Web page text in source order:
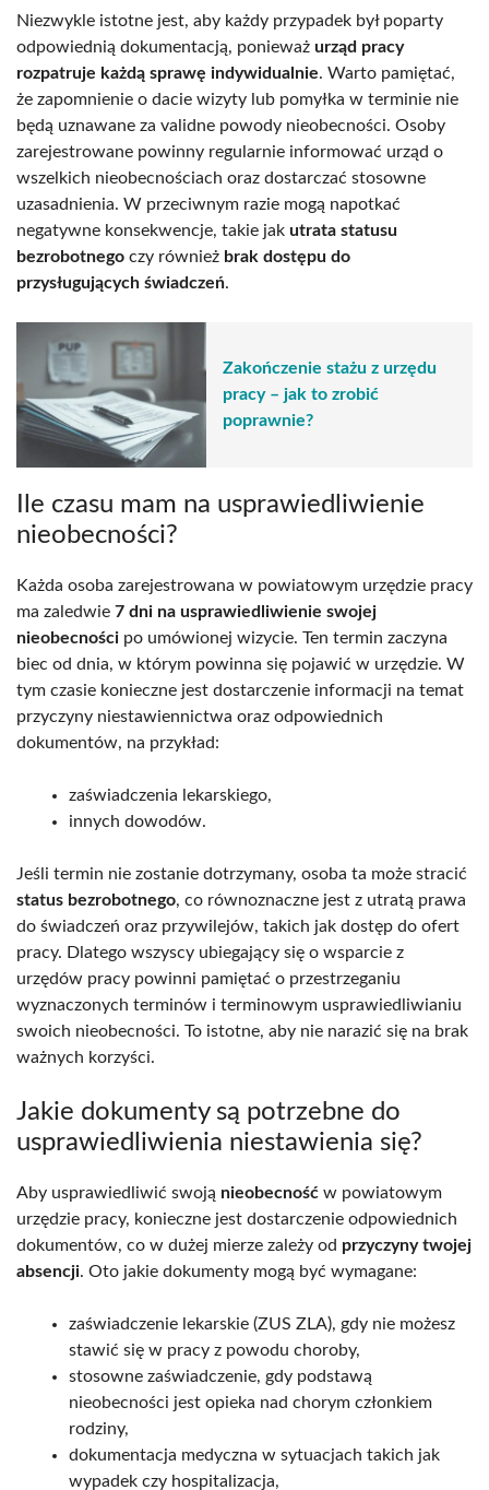
Niezwykle istotne jest, aby każdy przypadek był poparty
odpowiednią dokumentacją, ponieważ urząd pracy
rozpatruje każdą sprawę indywidualnie. Warto pamiętać,
że zapomnienie o dacie wizyty lub pomyłka w terminie nie
będą uznawane za validne powody nieobecności. Osoby
zarejestrowane powinny regularnie informować urząd o
wszelkich nieobecnościach oraz dostarczać stosowne
uzasadnienia. W przeciwnym razie mogą napotkać
negatywne konsekwencje, takie jak utrata statusu
bezrobotnego czy również brak dostępu do
przysługujących świadczeń.
Zakończenie stażu z urzędu
pracy – jak to zrobić
poprawnie?
Ile czasu mam na usprawiedliwienie
nieobecności?
Każda osoba zarejestrowana w powiatowym urzędzie pracy
ma zaledwie 7 dni na usprawiedliwienie swojej
nieobecności po umówionej wizycie. Ten termin zaczyna
biec od dnia, w którym powinna się pojawić w urzędzie. W
tym czasie konieczne jest dostarczenie informacji na temat
przyczyny niestawiennictwa oraz odpowiednich
dokumentów, na przykład:
zaświadczenia lekarskiego,
innych dowodów.
Jeśli termin nie zostanie dotrzymany, osoba ta może stracić
status bezrobotnego, co równoznaczne jest z utratą prawa
do świadczeń oraz przywilejów, takich jak dostęp do ofert
pracy. Dlatego wszyscy ubiegający się o wsparcie z
urzędów pracy powinni pamiętać o przestrzeganiu
wyznaczonych terminów i terminowym usprawiedliwianiu
swoich nieobecności. To istotne, aby nie narazić się na brak
ważnych korzyści.
Jakie dokumenty są potrzebne do
usprawiedliwienia niestawienia się?
Aby usprawiedliwić swoją nieobecność w powiatowym
urzędzie pracy, konieczne jest dostarczenie odpowiednich
dokumentów, co w dużej mierze zależy od przyczyny twojej
absencji. Oto jakie dokumenty mogą być wymagane:
zaświadczenie lekarskie (ZUS ZLA), gdy nie możesz
stawić się w pracy z powodu choroby,
stosowne zaświadczenie, gdy podstawą
nieobecności jest opieka nad chorym członkiem
rodziny,
dokumentacja medyczna w sytuacjach takich jak
wypadek czy hospitalizacja,